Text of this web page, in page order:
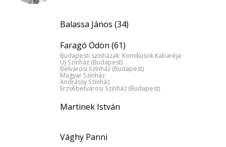
Balassa János (34)
Faragó Ödön (61)
Budapesti színházak: Komikusok Kabaréja
Új Színház (Budapest)
Belvárosi Színház (Budapest)
Magyar Színház
Andrássy Színház
Erzsébetvárosi Színház (Budapest)
Martinek István
Vághy Panni